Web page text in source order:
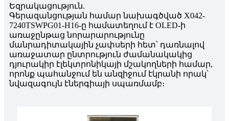
Եզրակացություն.
Գերազանցության համար նախագծված X042-
7240TSWPG01-H16-ը համատեղում է OLED-ի
առաջընթաց նորարարությունը
մանրադիտակային չափսերի հետ՝ դառնալով
առաջատար ընտրություն ժամանակակից
դյուրակիր էլեկտրոնիկայի մշակողների համար,
որոնք պահանջում են անզիջում էկրանի որակ՝
նվազագույն էներգիայի սպառմամբ։